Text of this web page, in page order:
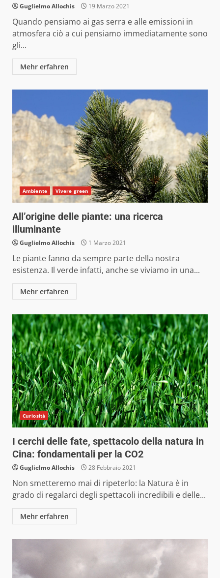
Guglielmo Allochis 19 Marzo 2021
Quando pensiamo ai gas serra e alle emissioni in
atmosfera ciò a cui pensiamo immediatamente sono
gli...
Mehr erfahren
Ambiente Vivere green
All’origine delle piante: una ricerca
illuminante
Guglielmo Allochis 1 Marzo 2021
Le piante fanno da sempre parte della nostra
esistenza. Il verde infatti, anche se viviamo in una...
Mehr erfahren
Curiosità
I cerchi delle fate, spettacolo della natura in
Cina: fondamentali per la CO2
Guglielmo Allochis 28 Febbraio 2021
Non smetteremo mai di ripeterlo: la Natura è in
grado di regalarci degli spettacoli incredibili e delle...
Mehr erfahren